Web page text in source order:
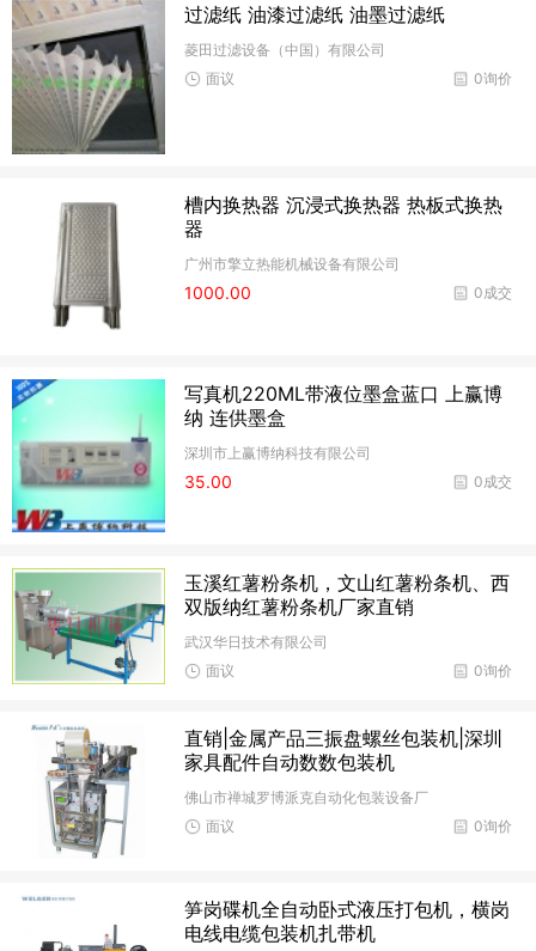
过滤纸 油漆过滤纸 油墨过滤纸
菱田过滤设备（中国）有限公司
0询价
面议
槽内换热器 沉浸式换热器 热板式换热
器
广州市擎立热能机械设备有限公司
0成交
1000.00
写真机220ML带液位墨盒蓝口 上赢博
纳 连供墨盒
深圳市上赢博纳科技有限公司
0成交
35.00
玉溪红薯粉条机，文山红薯粉条机、西
双版纳红薯粉条机厂家直销
武汉华日技术有限公司
0询价
面议
直销|金属产品三振盘螺丝包装机|深圳
家具配件自动数数包装机
佛山市禅城罗博派克自动化包装设备厂
0询价
面议
笋岗碟机全自动卧式液压打包机，横岗
电线电缆包装机扎带机